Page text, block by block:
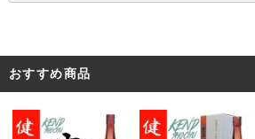
おすすめ商品